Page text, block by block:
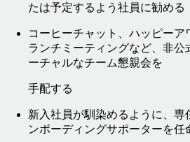
たは予定するよう社員に勧める
コーヒーチャット、ハッピーア
ランチミーティングなど、非公
ーチャルなチーム懇親会を
手配する
新入社員が馴染めるように、専
ンボーディングサポーターを任